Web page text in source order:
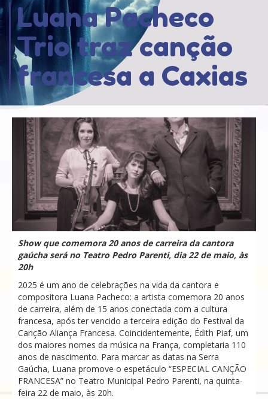
Luana Pacheco
Trio traz canção
francesa a Caxias
Show que comemora 20 anos de carreira da cantora
gaúcha será no Teatro Pedro Parenti, dia 22 de maio, às
20h
2025 é um ano de celebrações na vida da cantora e
compositora Luana Pacheco: a artista comemora 20 anos
de carreira, além de 15 anos conectada com a cultura
francesa, após ter vencido a terceira edição do Festival da
Canção Aliança Francesa. Coincidentemente, Édith Piaf, um
dos maiores nomes da música na França, completaria 110
anos de nascimento. Para marcar as datas na Serra
Gaúcha, Luana promove o espetáculo “ESPECIAL CANÇÃO
FRANCESA” no Teatro Municipal Pedro Parenti, na quinta-
feira 22 de maio, às 20h.